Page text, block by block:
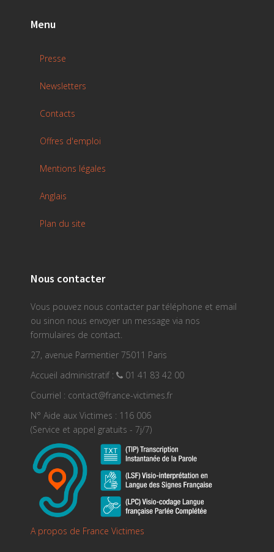
Menu
Presse
Newsletters
Contacts
Offres d'emploi
Mentions légales
Anglais
Plan du site
Nous contacter
Vous pouvez nous contacter par téléphone et email
ou sinon nous envoyer un message via nos
formulaires de contact.
27, avenue Parmentier 75011 Paris
Accueil administratif :
01 41 83 42 00
Courriel : contact@france-victimes.fr
N° Aide aux Victimes : 116 006
(Service et appel gratuits - 7j/7)
A propos de France Victimes